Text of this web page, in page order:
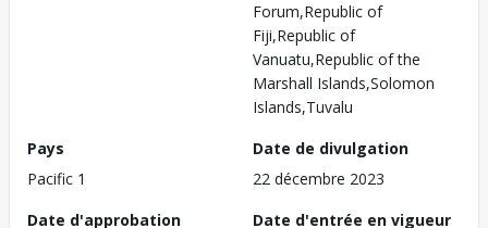
Forum,Republic of
Fiji,Republic of
Vanuatu,Republic of the
Marshall Islands,Solomon
Islands,Tuvalu
Pays
Pacific 1
Date de divulgation
22 décembre 2023
Date d'approbation
Date d'entrée en vigueur